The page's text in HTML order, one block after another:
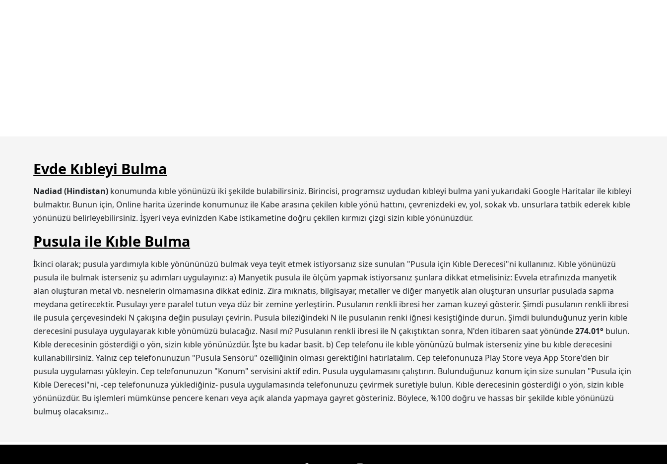
Evde Kıbleyi Bulma
Nadiad (Hindistan) konumunda kıble yönünüzü iki şekilde bulabilirsiniz. Birincisi, programsız uydudan kıbleyi bulma yani yukarıdaki Google Haritalar ile kıbleyi
bulmaktır. Bunun için, Online harita üzerinde konumunuz ile Kabe arasına çekilen kıble yönü hattını, çevrenizdeki ev, yol, sokak vb. unsurlara tatbik ederek kıble
yönünüzü belirleyebilirsiniz. İşyeri veya evinizden Kabe istikametine doğru çekilen kırmızı çizgi sizin kıble yönünüzdür.
Pusula ile Kıble Bulma
İkinci olarak; pusula yardımıyla kıble yönününüzü bulmak veya teyit etmek istiyorsanız size sunulan "Pusula için Kıble Derecesi"ni kullanınız. Kıble yönünüzü
pusula ile bulmak isterseniz şu adımları uygulayınız: a) Manyetik pusula ile ölçüm yapmak istiyorsanız şunlara dikkat etmelisiniz: Evvela etrafınızda manyetik
alan oluşturan metal vb. nesnelerin olmamasına dikkat ediniz. Zira mıknatıs, bilgisayar, metaller ve diğer manyetik alan oluşturan unsurlar pusulada sapma
meydana getirecektir. Pusulayı yere paralel tutun veya düz bir zemine yerleştirin. Pusulanın renkli ibresi her zaman kuzeyi gösterir. Şimdi pusulanın renkli ibresi
ile pusula çerçevesindeki N çakışına değin pusulayı çevirin. Pusula bileziğindeki N ile pusulanın renki iğnesi kesiştiğinde durun. Şimdi bulunduğunuz yerin kıble
derecesini pusulaya uygulayarak kıble yönümüzü bulacağız. Nasıl mı? Pusulanın renkli ibresi ile N çakıştıktan sonra, N'den itibaren saat yönünde274.01° bulun.
Kıble derecesinin gösterdiği o yön, sizin kıble yönünüzdür. İşte bu kadar basit. b) Cep telefonu ile kıble yönünüzü bulmak isterseniz yine bu kıble derecesini
kullanabilirsiniz. Yalnız cep telefonunuzun "Pusula Sensörü" özelliğinin olması gerektiğini hatırlatalım. Cep telefonunuza Play Store veya App Store'den bir
pusula uygulaması yükleyin. Cep telefonunuzun "Konum" servisini aktif edin. Pusula uygulamasını çalıştırın. Bulunduğunuz konum için size sunulan "Pusula için
Kıble Derecesi"ni, -cep telefonunuza yüklediğiniz- pusula uygulamasında telefonunuzu çevirmek suretiyle bulun. Kıble derecesinin gösterdiği o yön, sizin kıble
yönünüzdür. Bu işlemleri mümkünse pencere kenarı veya açık alanda yapmaya gayret gösteriniz. Böylece, %100 doğru ve hassas bir şekilde kıble yönünüzü
bulmuş olacaksınız..